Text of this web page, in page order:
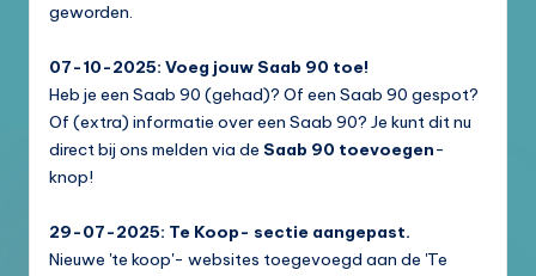
geworden.
07-10-2025: Voeg jouw Saab 90 toe!
Heb je een Saab 90 (gehad)? Of een Saab 90 gespot?
Of (extra) informatie over een Saab 90? Je kunt dit nu
direct bij ons melden via de Saab 90 toevoegen-
knop!
29-07-2025: Te Koop- sectie aangepast.
Nieuwe 'te koop'- websites toegevoegd aan de 'Te